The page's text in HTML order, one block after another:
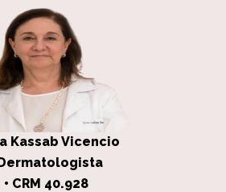
Kassab Vicencio
• CRM 40.928